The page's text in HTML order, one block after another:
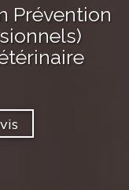
Prévention